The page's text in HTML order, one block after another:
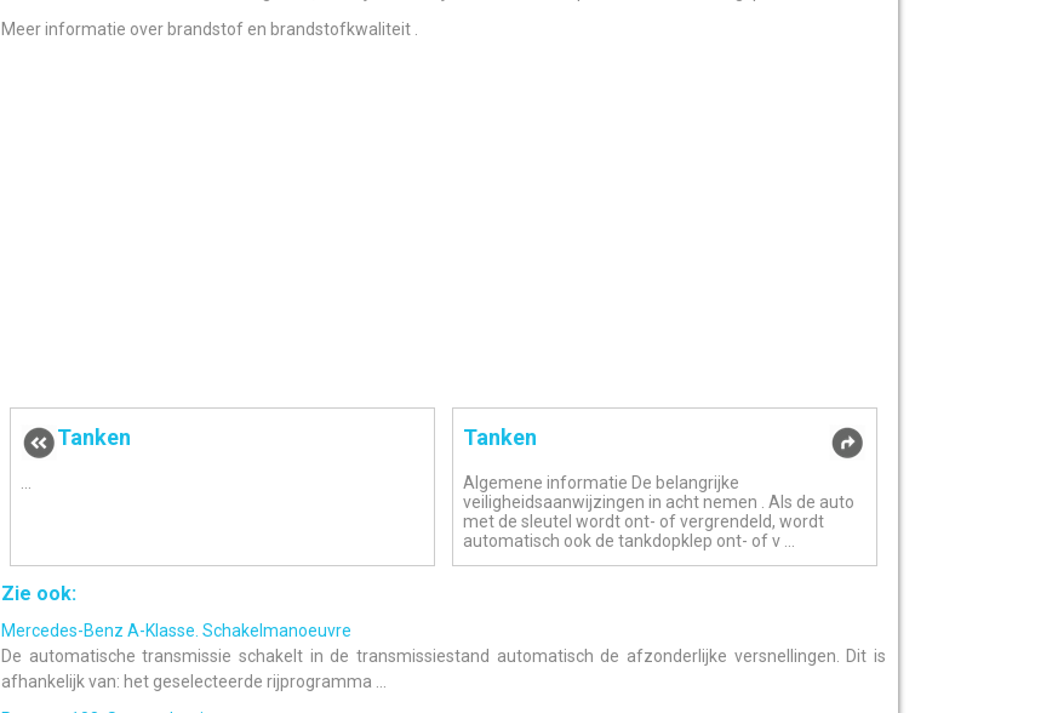
Meer informatie over brandstof en brandstofkwaliteit .
Tanken Tanken
Algemene informatie De belangrijke
veiligheidsaanwijzingen in acht nemen . Als de auto
met de sleutel wordt ont- of vergrendeld, wordt
automatisch ook de tankdopklep ont- of v ...
Zie ook:
Mercedes-Benz A-Klasse. Schakelmanoeuvre
De automatische transmissie schakelt in de transmissiestand automatisch de afzonderlijke versnellingen. Dit is
afhankelijk van: het geselecteerde rijprogramma ...